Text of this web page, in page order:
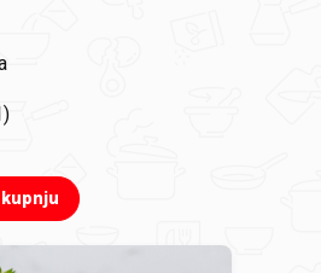
kupnju